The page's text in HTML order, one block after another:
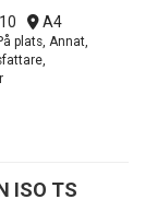
A4
plats, Annat,
ISO TS